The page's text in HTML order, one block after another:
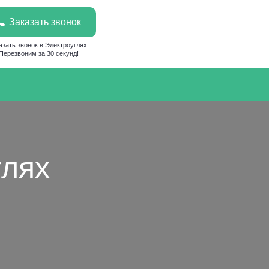
Заказать звонок
звонок в Электроуглях.
за 30 секунд!